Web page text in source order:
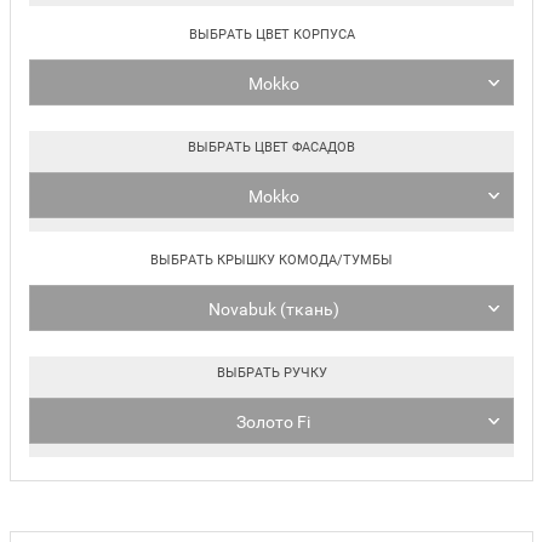
ВЫБРАТЬ ЦВЕТ КОРПУСА
Mokko
ВЫБРАТЬ ЦВЕТ ФАСАДОВ
Mokko
ВЫБРАТЬ КРЫШКУ КОМОДА/ТУМБЫ
Novabuk (ткань)
ВЫБРАТЬ РУЧКУ
Золото Fi